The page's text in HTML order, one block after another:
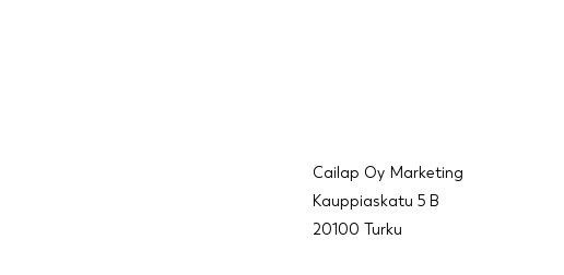
Cailap Oy Marketing
Kauppiaskatu 5 B
20100 Turku